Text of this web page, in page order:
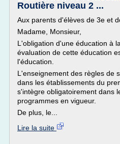
Routière niveau 2 ...
Aux parents d'élèves de 3e et
Madame, Monsieur,
L'obligation d'une éducation à
évaluation de cette éducation
l'éducation.
L'enseignement des règles de
dans les établissements du
s'intègre obligatoirement dans
programmes en vigueur.
De plus, le...
Lire la suite